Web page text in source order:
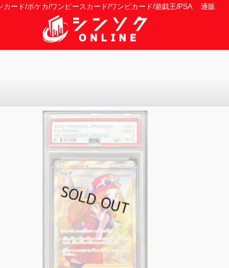
カード/ポケカ/ワンピースカード/ワンピカード/遊戯王/PSA 通販